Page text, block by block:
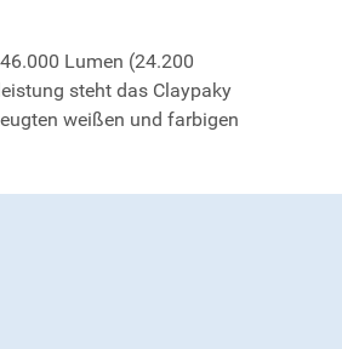
Lumen (24.200
steht das Claypaky
weißen und farbigen